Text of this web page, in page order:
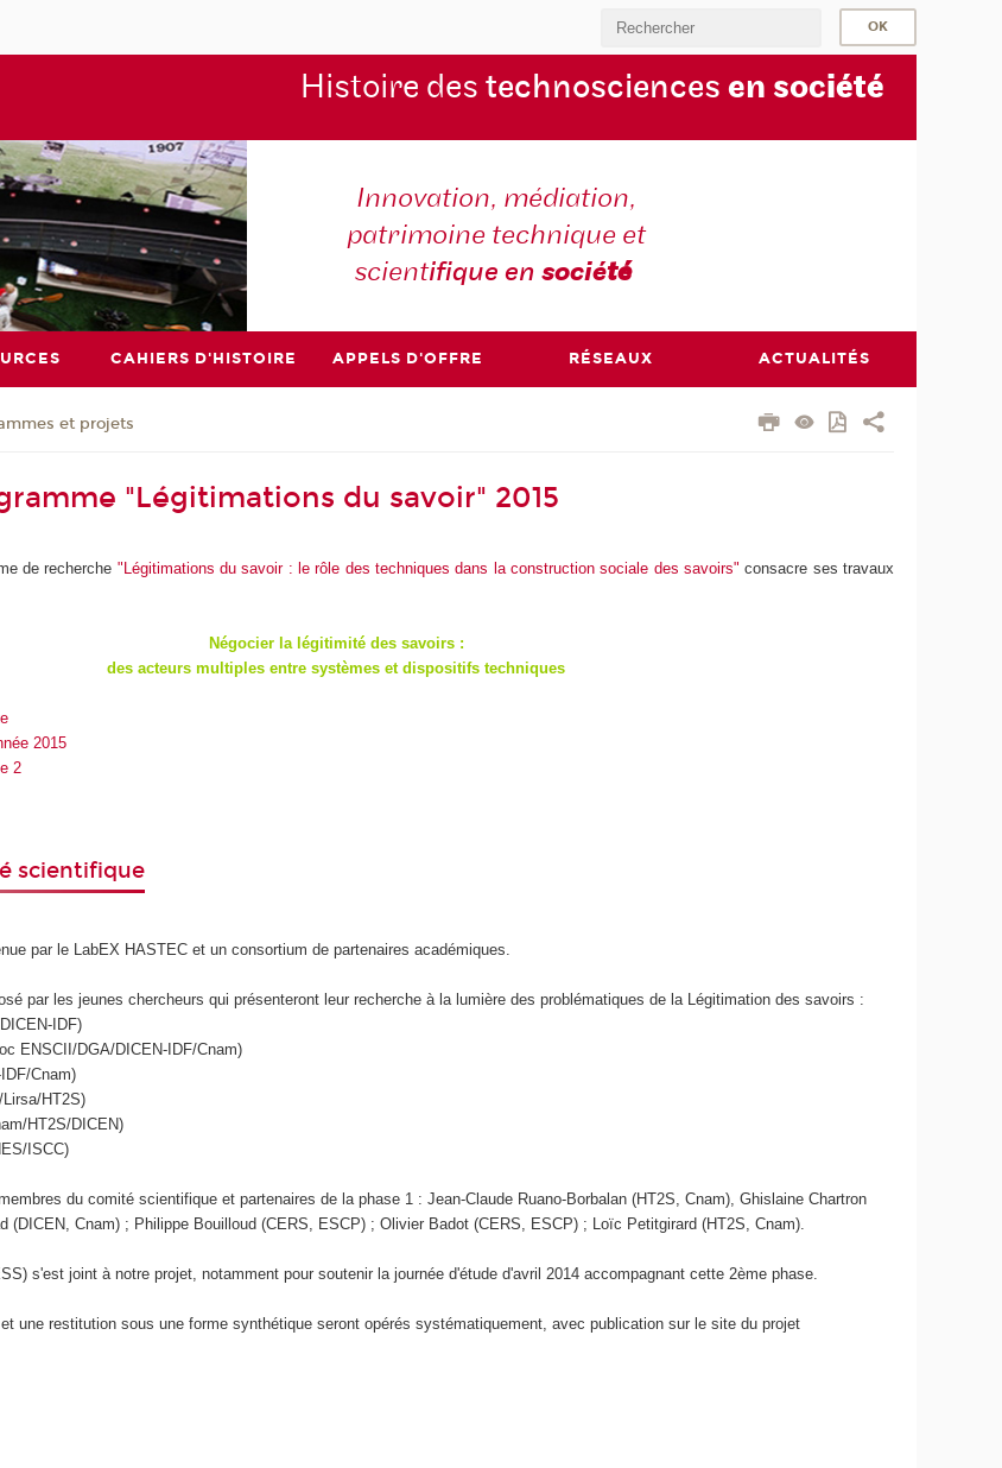
Histoire des technosciences en société
Innovation, médiation,
patrimoine technique et
scientifique ensociété
CAHIERS D'HISTOIRE APPELS D'OFFRE RÉSEAUX ACTUALITÉS
et projets
"Légitimations du savoir" 2015
de recherche "Légitimations du savoir : le rôle des techniques dans la construction sociale des savoirs" consacre ses travaux
Négocier la légitimité des savoirs :
des acteurs multiples entre systèmes et dispositifs techniques
2015
2
scientifique
par le LabEX HASTEC et un consortium de partenaires académiques.
par les jeunes chercheurs qui présenteront leur recherche à la lumière des problématiques de la Légitimation des savoirs :
IDF)
ENSCII/DGA/DICEN-IDF/Cnam)
Cnam)
HT2S)
HT2S/DICEN)
ISCC)
du comité scientifique et partenaires de la phase 1 : Jean-Claude Ruano-Borbalan (HT2S, Cnam), Ghislaine Chartron
(DICEN, Cnam) ; Philippe Bouilloud (CERS, ESCP) ; Olivier Badot (CERS, ESCP) ; Loïc Petitgirard (HT2S, Cnam).
s'est joint à notre projet, notamment pour soutenir la journée d'étude d'avril 2014 accompagnant cette 2ème phase.
une restitution sous une forme synthétique seront opérés systématiquement, avec publication sur le site du projet